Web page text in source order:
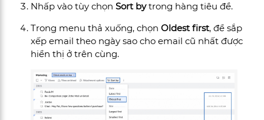
Nhấp vào tùy chọnSort bytrong hàng tiêu đề.
Trong menu thả xuống, chọnOldest first, để sắp
xếp email theo ngày sao cho email cũ nhất được
hiển thị ở trên cùng.